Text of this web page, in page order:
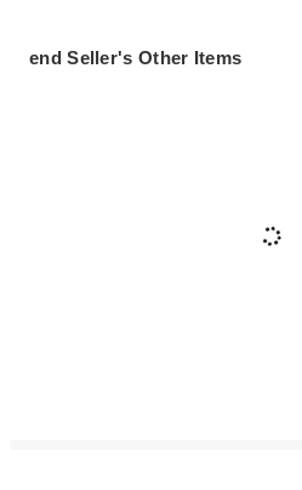
end Seller's Other Items